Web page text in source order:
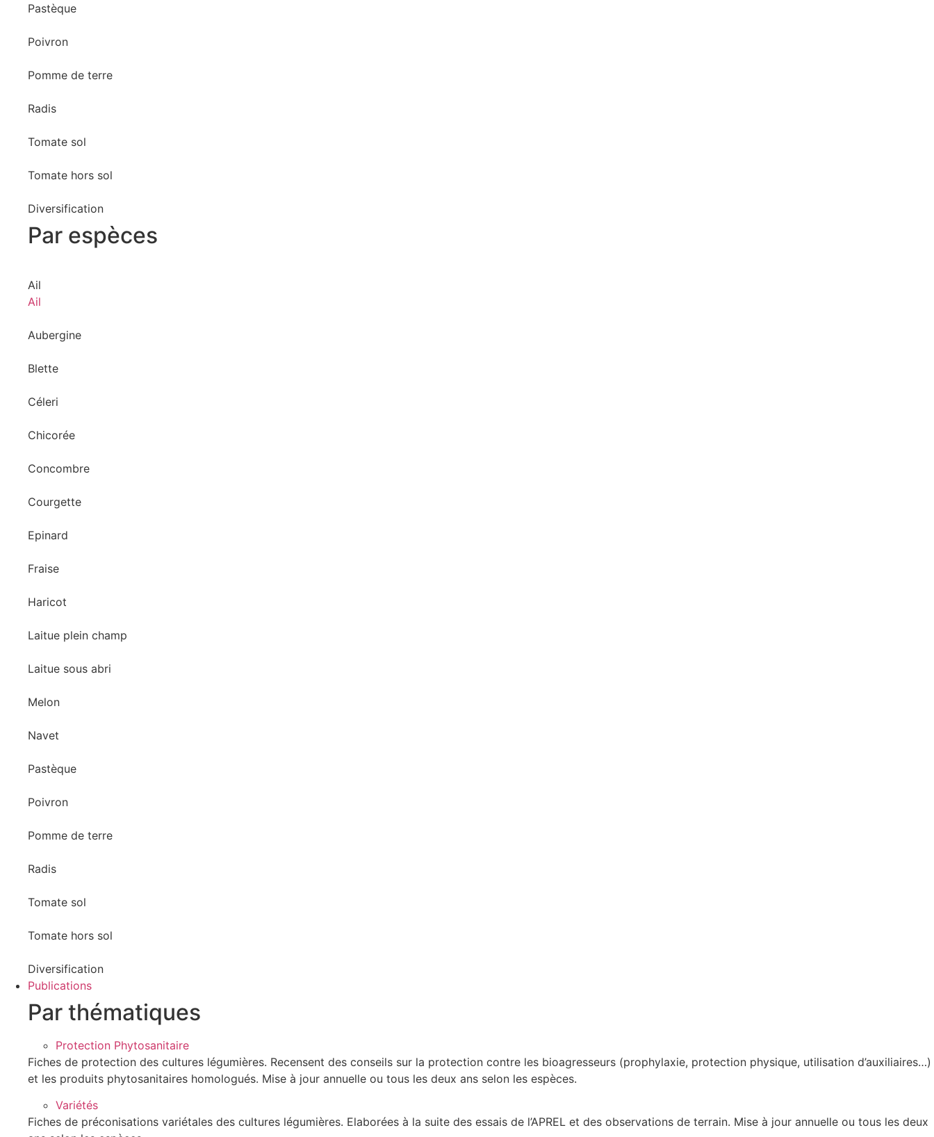
Pastèque
Poivron
Pomme de terre
Radis
Tomate sol
Tomate hors sol
Diversification
Par espèces
Ail
Ail
Aubergine
Blette
Céleri
Chicorée
Concombre
Courgette
Epinard
Fraise
Haricot
Laitue plein champ
Laitue sous abri
Melon
Navet
Pastèque
Poivron
Pomme de terre
Radis
Tomate sol
Tomate hors sol
Diversification
Publications
Par thématiques
Protection Phytosanitaire
Fiches de protection des cultures légumières. Recensent des conseils sur la protection contre les bioagresseurs (prophylaxie, protection physique, utilisation d’auxiliaires…)
et les produits phytosanitaires homologués. Mise à jour annuelle ou tous les deux ans selon les espèces.
Variétés
Fiches de préconisations variétales des cultures légumières. Elaborées à la suite des essais de l’APREL et des observations de terrain. Mise à jour annuelle ou tous les deux